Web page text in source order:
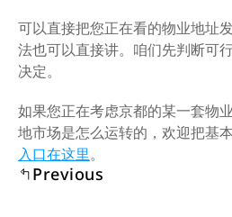
可以直接把您正在看的物业地址
法也可以直接讲。咱们先判断可
决定。
如果您正在考虑京都的某一套物
地市场是怎么运转的，欢迎把
入口在这里。
Previous